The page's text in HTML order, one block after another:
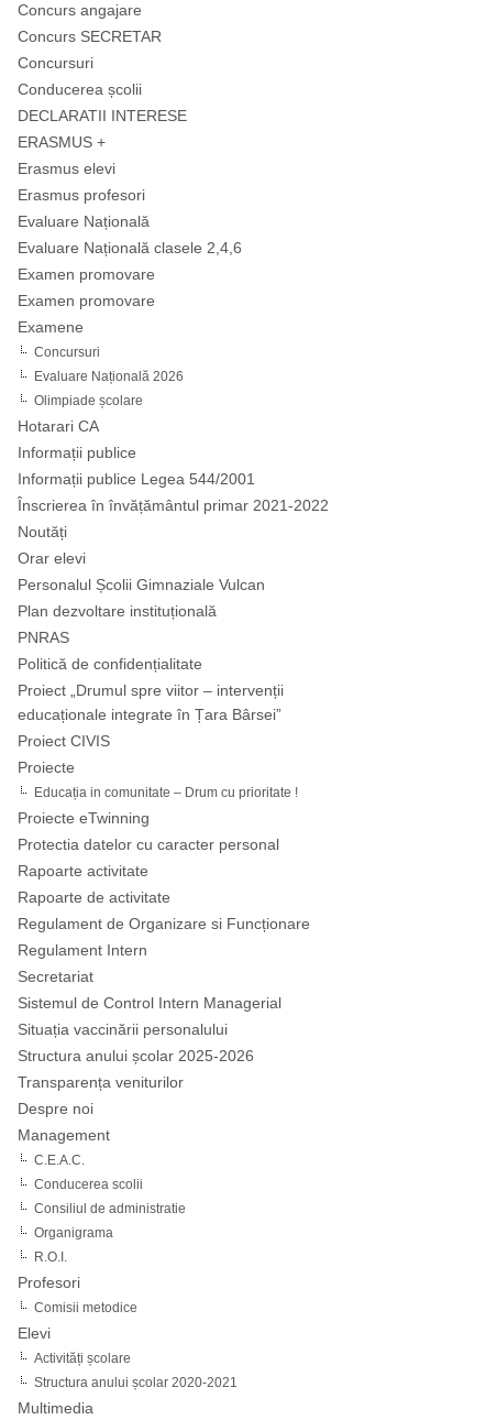
Concurs angajare
Concurs SECRETAR
Concursuri
Conducerea școlii
DECLARATII INTERESE
ERASMUS +
Erasmus elevi
Erasmus profesori
Evaluare Națională
Evaluare Națională clasele 2,4,6
Examen promovare
Examen promovare
Examene
Concursuri
Evaluare Națională 2026
Olimpiade școlare
Hotarari CA
Informații publice
Informații publice Legea 544/2001
Înscrierea în învățământul primar 2021-2022
Noutăți
Orar elevi
Personalul Școlii Gimnaziale Vulcan
Plan dezvoltare instituțională
PNRAS
Politică de confidențialitate
Proiect „Drumul spre viitor – intervenții
educaționale integrate în Țara Bârsei”
Proiect CIVIS
Proiecte
Educația in comunitate – Drum cu prioritate !
Proiecte eTwinning
Protectia datelor cu caracter personal
Rapoarte activitate
Rapoarte de activitate
Regulament de Organizare si Funcționare
Regulament Intern
Secretariat
Sistemul de Control Intern Managerial
Situația vaccinării personalului
Structura anului școlar 2025-2026
Transparența veniturilor
Despre noi
Management
C.E.A.C.
Conducerea scolii
Consiliul de administratie
Organigrama
R.O.I.
Profesori
Comisii metodice
Elevi
Activități școlare
Structura anului școlar 2020-2021
Multimedia